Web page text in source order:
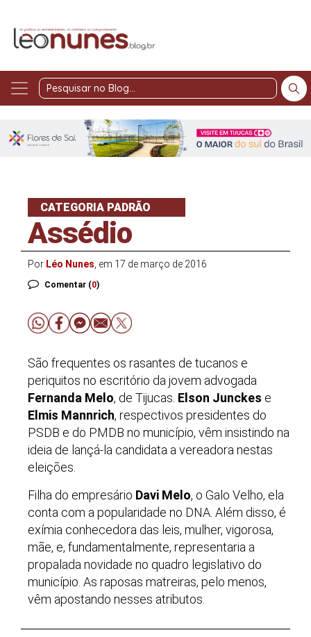
Pesquisar
Blog
CATEGORIA PADRÃO
Assédio
Por Léo Nunes , em 17 de março de 2016
Comentar (0)
São frequentes os rasantes de tucanos e
periquitos no escritório da jovem advogada
Fernanda Melo, de Tijucas. Elson Junckes e
Elmis Mannrich, respectivos presidentes do
PSDB e do PMDB no município, vêm insistindo na
ideia de lançá-la candidata a vereadora nestas
eleições.
Filha do empresário Davi Melo, o Galo Velho, ela
conta com a popularidade no DNA. Além disso, é
exímia conhecedora das leis, mulher, vigorosa,
mãe, e, fundamentalmente, representaria a
propalada novidade no quadro legislativo do
município. As raposas matreiras, pelo menos,
vêm apostando nesses atributos.